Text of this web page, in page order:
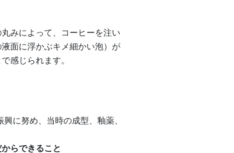
みによって、コーヒーを注い
面に浮かぶキメ細かい泡）が
感じられます。
に努め、当時の成型、釉薬、
らできること